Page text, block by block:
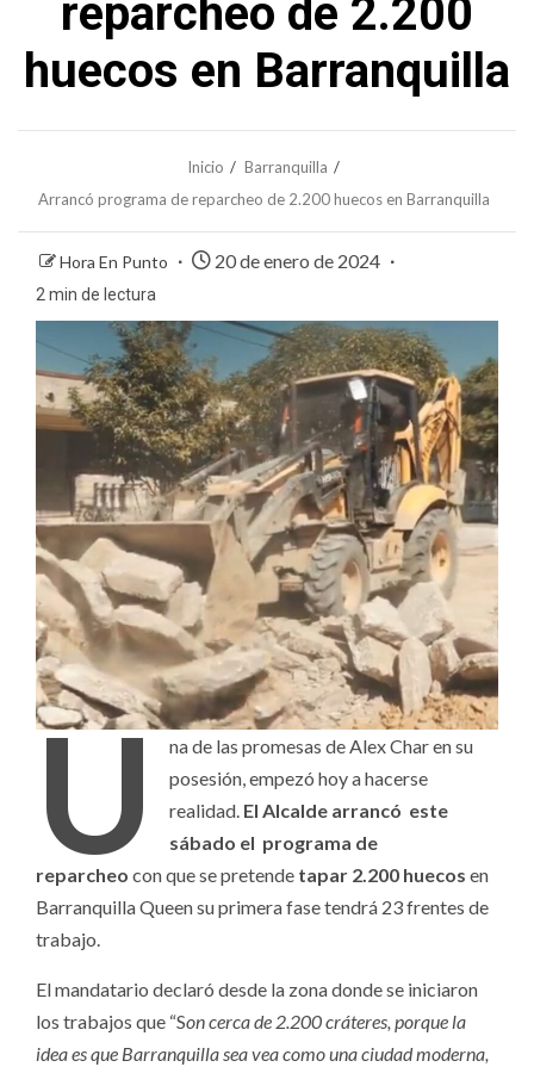
reparcheo de 2.200
huecos en Barranquilla
Inicio
Barranquilla
Arrancó programa de reparcheo de 2.200 huecos en Barranquilla
Hora En Punto 20 de enero de 2024
2 min de lectura
U
na de las promesas de Alex Char en su
posesión, empezó hoy a hacerse
realidad. El Alcalde arrancó este
sábado el programa de
reparcheo con que se pretende tapar 2.200 huecos en
Barranquilla Queen su primera fase tendrá 23 frentes de
trabajo.
El mandatario declaró desde la zona donde se iniciaron
los trabajos que “Son cerca de 2.200 cráteres, porque la
idea es que Barranquilla sea vea como una ciudad moderna,